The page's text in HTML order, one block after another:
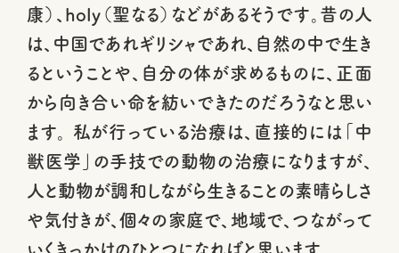
康）、holy（聖なる）などがあるそうです。昔の人
は、中国であれギリシャであれ、自然の中で生き
るということや、自分の体が求めるものに、正面
から向き合い命を紡いできたのだろうなと思い
ます。 私が行っている治療は、直接的には「中
獣医学」の手技での動物の治療になりますが、
人と動物が調和しながら生きることの素晴らしさ
や気付きが、個々の家庭で、地域で、つながって